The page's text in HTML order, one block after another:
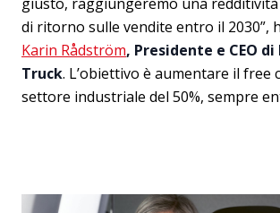
di ritorno sulle vendite entro il 2030”,
Karin Rådström, Presidente e CEO
Truck. L’obiettivo è aumentare il free
settore industriale del 50%, sempre